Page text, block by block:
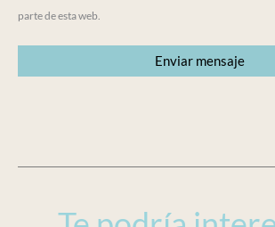
parte de esta web.